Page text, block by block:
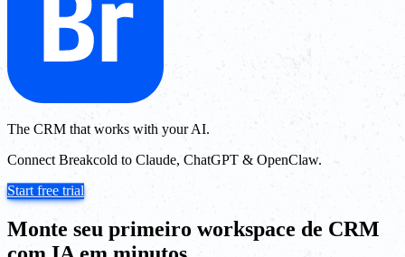
The CRM that works with your AI.
Connect Breakcold to Claude, ChatGPT & OpenClaw.
Start free trial
Monte seu primeiro workspace de CRM